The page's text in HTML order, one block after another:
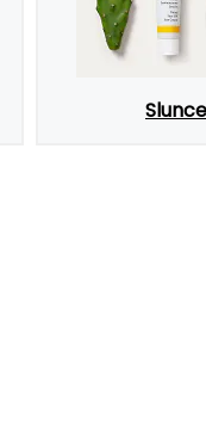
Slunce